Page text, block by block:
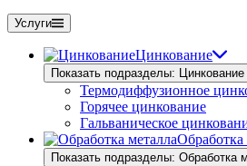
Услуги
Цинкование
Показать подразделы: Цинкование
Термодиффузионное
Горячее цинкование
Гальваническое
Обработка
Показать подразделы: Обработка